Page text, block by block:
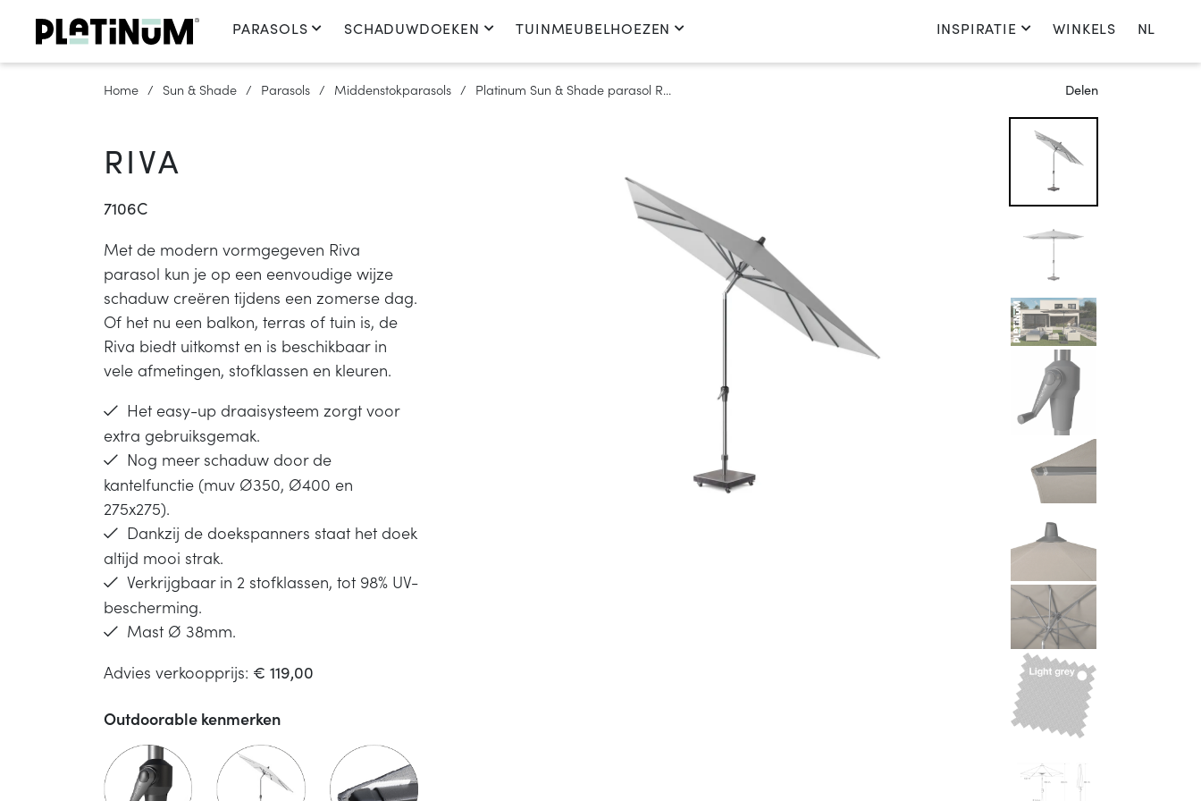
PARASOLS SCHADUWDOEKEN TUINMEUBELHOEZEN INSPIRATIE WINKELS NL
Nederlands
English
Français
Deutsch
Kies je land
Home Sun & Shade Parasols Middenstokparasols Platinum Sun & Shade parasol R... Delen
RIVA
7106C
Met de modern vormgegeven Riva
parasol kun je op een eenvoudige wijze
schaduw creëren tijdens een zomerse dag.
Of het nu een balkon, terras of tuin is, de
Riva biedt uitkomst en is beschikbaar in
vele afmetingen, stofklassen en kleuren.
Het easy-up draaisysteem zorgt voor
extra gebruiksgemak.
Nog meer schaduw door de
kantelfunctie (muv Ø350, Ø400 en
275x275).
Dankzij de doekspanners staat het doek
altijd mooi strak.
Verkrijgbaar in 2 stofklassen, tot 98% UV-
bescherming.
Mast Ø 38mm.
Advies verkoopprijs: € 119,00
Outdoorable kenmerken